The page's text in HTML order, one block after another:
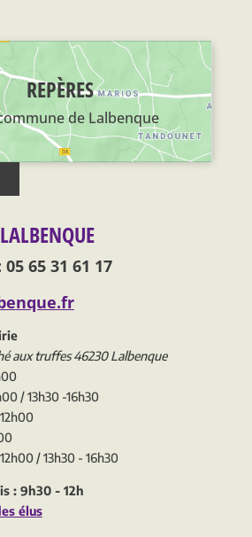
REPÈRES
de Lalbenque
65 31 61 17
aux truffes 46230 Lalbenque
/ 13h30 -16h30
/ 13h30 - 16h30
: 9h30 - 12h
élus